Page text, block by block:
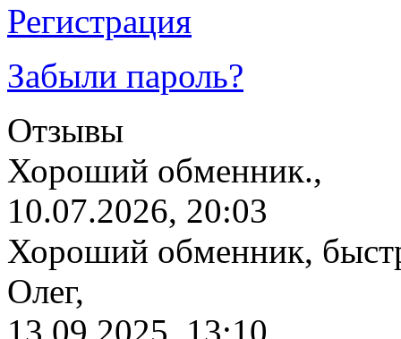
Регистрация
Забыли пароль?
Отзывы
Хороший обменник.,
10.07.2026, 20:03
Хороший обменник,
Олег,
13.09.2025, 13:10